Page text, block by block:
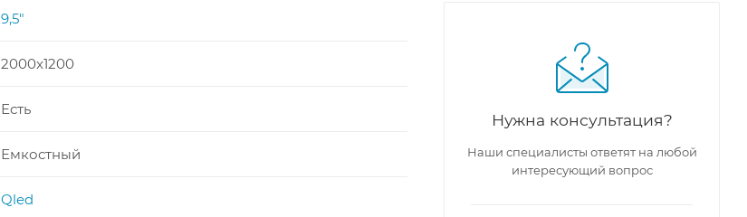
9,5"
2000x1200
Есть
Емкостный
Qled
Нужна консультация?
Наши специалисты ответят на любой
интересующий вопрос